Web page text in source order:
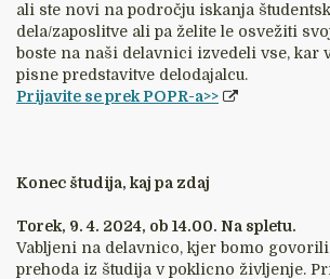
ali ste novi na področju iskanja
dela/zaposlitve ali pa želite le osvežiti
boste na naši delavnici izvedeli vse, kar
pisne predstavitve delodajalcu.
Prijavite se prek POPR-a>>
Konec študija, kaj pa zdaj
Torek, 9. 4. 2024, ob 14.00. Na spletu.
Vabljeni na delavnico, kjer bomo
prehoda iz študija v poklicno življenje.